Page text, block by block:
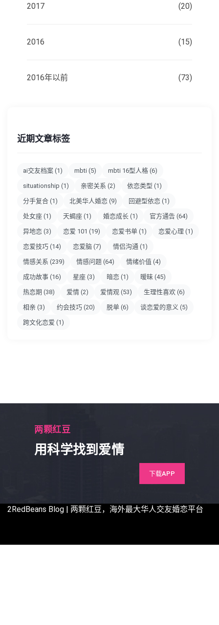
2017 (20)
2016 (15)
2016年以前 (73)
近期文章标签
ai交友档案 (1) mbti (5) mbti 16型人格 (6)
situationship (1) 亲密关系 (2) 依恋类型 (1)
分手复合 (1) 北美华人婚恋 (9) 回避型依恋 (1)
处女座 (1) 天蝎座 (1) 婚恋成长 (1) 官方通告 (64)
异地恋 (3) 恋爱 101 (19) 恋爱书单 (1) 恋爱心理 (1)
恋爱技巧 (14) 恋爱脑 (7) 情侣沟通 (1)
情感关系 (239) 情感问题 (64) 情绪价值 (4)
成功故事 (16) 星座 (3) 暗恋 (1) 暧昧 (45)
热恋期 (38) 爱情 (2) 爱情观 (53) 生理性喜欢 (6)
相亲 (3) 约会技巧 (20) 脱单 (6) 谈恋爱的意义 (5)
跨文化恋爱 (1)
两颗红豆
用科学找到爱情
下载APP
2RedBeans Blog | 两颗红豆，海外最大华人交友婚恋平台